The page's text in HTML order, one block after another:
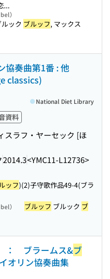
...
）
ック ブルッフ, マックス
協奏曲第1番 : 他
classics)
資料
スラフ・ヤーセック [ほ
2014.3<YMC11-L12736>
National Diet Library
ッフ)(2)子守歌作品49-4(ブラ
） ブルッフ ブルック ブ
： ブラームス&ブ
オリン協奏曲集